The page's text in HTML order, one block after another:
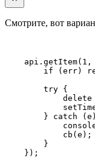
Смотрите, вот
api.getItem(1,
if (err)
        try {
delete
} catch
            cb(e);
        }
    });